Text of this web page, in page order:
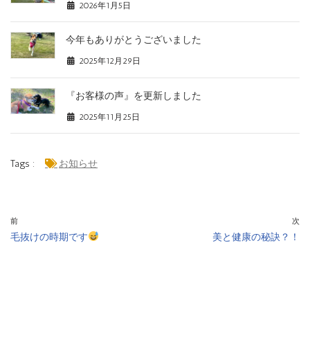
2026年1月5日
今年もありがとうございました
2025年12月29日
『お客様の声』を更新しました
2025年11月25日
Tags : お知らせ
前
毛抜けの時期です
次
美と健康の秘訣？！